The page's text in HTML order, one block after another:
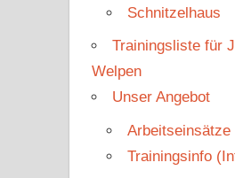
Schnitzelhaus
Trainingsliste für
Welpen
Unser Angebot
Arbeitseinsätze
Trainingsinfo